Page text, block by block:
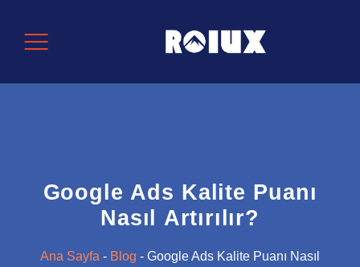
Google Ads Kalite Puanı
Nasıl Artırılır?
Ana Sayfa - Blog - Google Ads Kalite Puanı Nasıl